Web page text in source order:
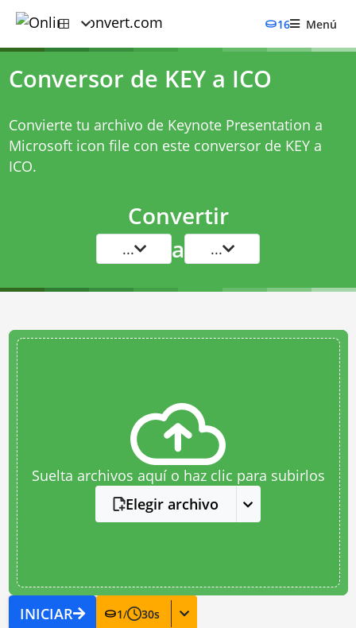
16 Menú
Conversor de KEY a ICO
Convierte tu archivo de Keynote Presentation a
Microsoft icon file con este conversor de KEY a
ICO.
Convertir
... a ...
Suelta archivos aquí o haz clic para subirlos
Elegir archivo
INICIAR 1/ 30s